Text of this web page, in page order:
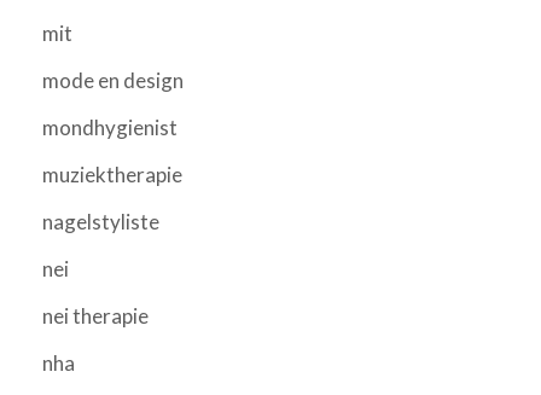
mit
mode en design
mondhygienist
muziektherapie
nagelstyliste
nei
nei therapie
nha